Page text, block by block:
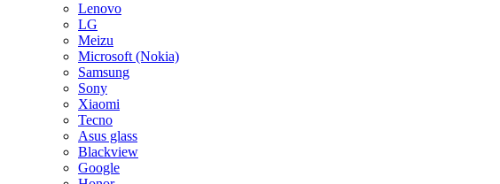
Lenovo
LG
Meizu
Microsoft (Nokia)
Samsung
Sony
Xiaomi
Tecno
Asus glass
Blackview
Google